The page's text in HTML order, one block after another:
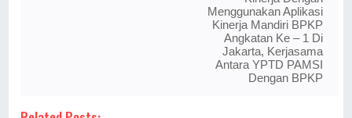
Menggunakan Aplikasi
Kinerja Mandiri BPKP
Angkatan Ke – 1 Di
Jakarta, Kerjasama
Antara YPTD PAMSI
Dengan BPKP